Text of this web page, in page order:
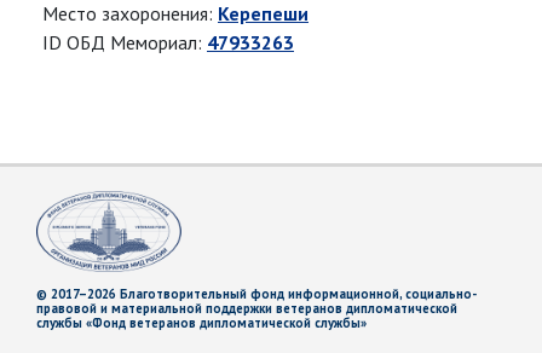
Место захоронения: Керепеши
ID ОБД Мемориал: 47933263
© 2017–2026 Благотворительный фонд информационной, социально-
правовой и материальной поддержки ветеранов дипломатической
службы «Фонд ветеранов дипломатической службы»